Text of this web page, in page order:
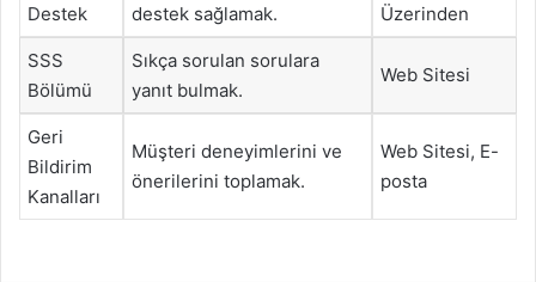
Destek
destek sağlamak.
Üzerinden
SSS
Bölümü
Sıkça sorulan sorulara
yanıt bulmak.
Web Sitesi
Geri
Bildirim
Kanalları
Müşteri deneyimlerini ve
önerilerini toplamak.
Web Sitesi, E-
posta